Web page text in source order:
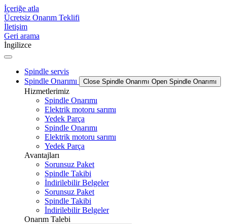
İçeriğe atla
Ücretsiz Onarım Teklifi
İletişim
Geri arama
İngilizce
Spindle servis
Spindle Onarımı
Close Spindle Onarımı Open Spindle Onarımı
Hizmetlerimiz
Spindle Onarımı
Elektrik motoru sarımı
Yedek Parça
Spindle Onarımı
Elektrik motoru sarımı
Yedek Parça
Avantajları
Sorunsuz Paket
Spindle Takibi
İndirilebilir Belgeler
Sorunsuz Paket
Spindle Takibi
İndirilebilir Belgeler
Onarım Talebi